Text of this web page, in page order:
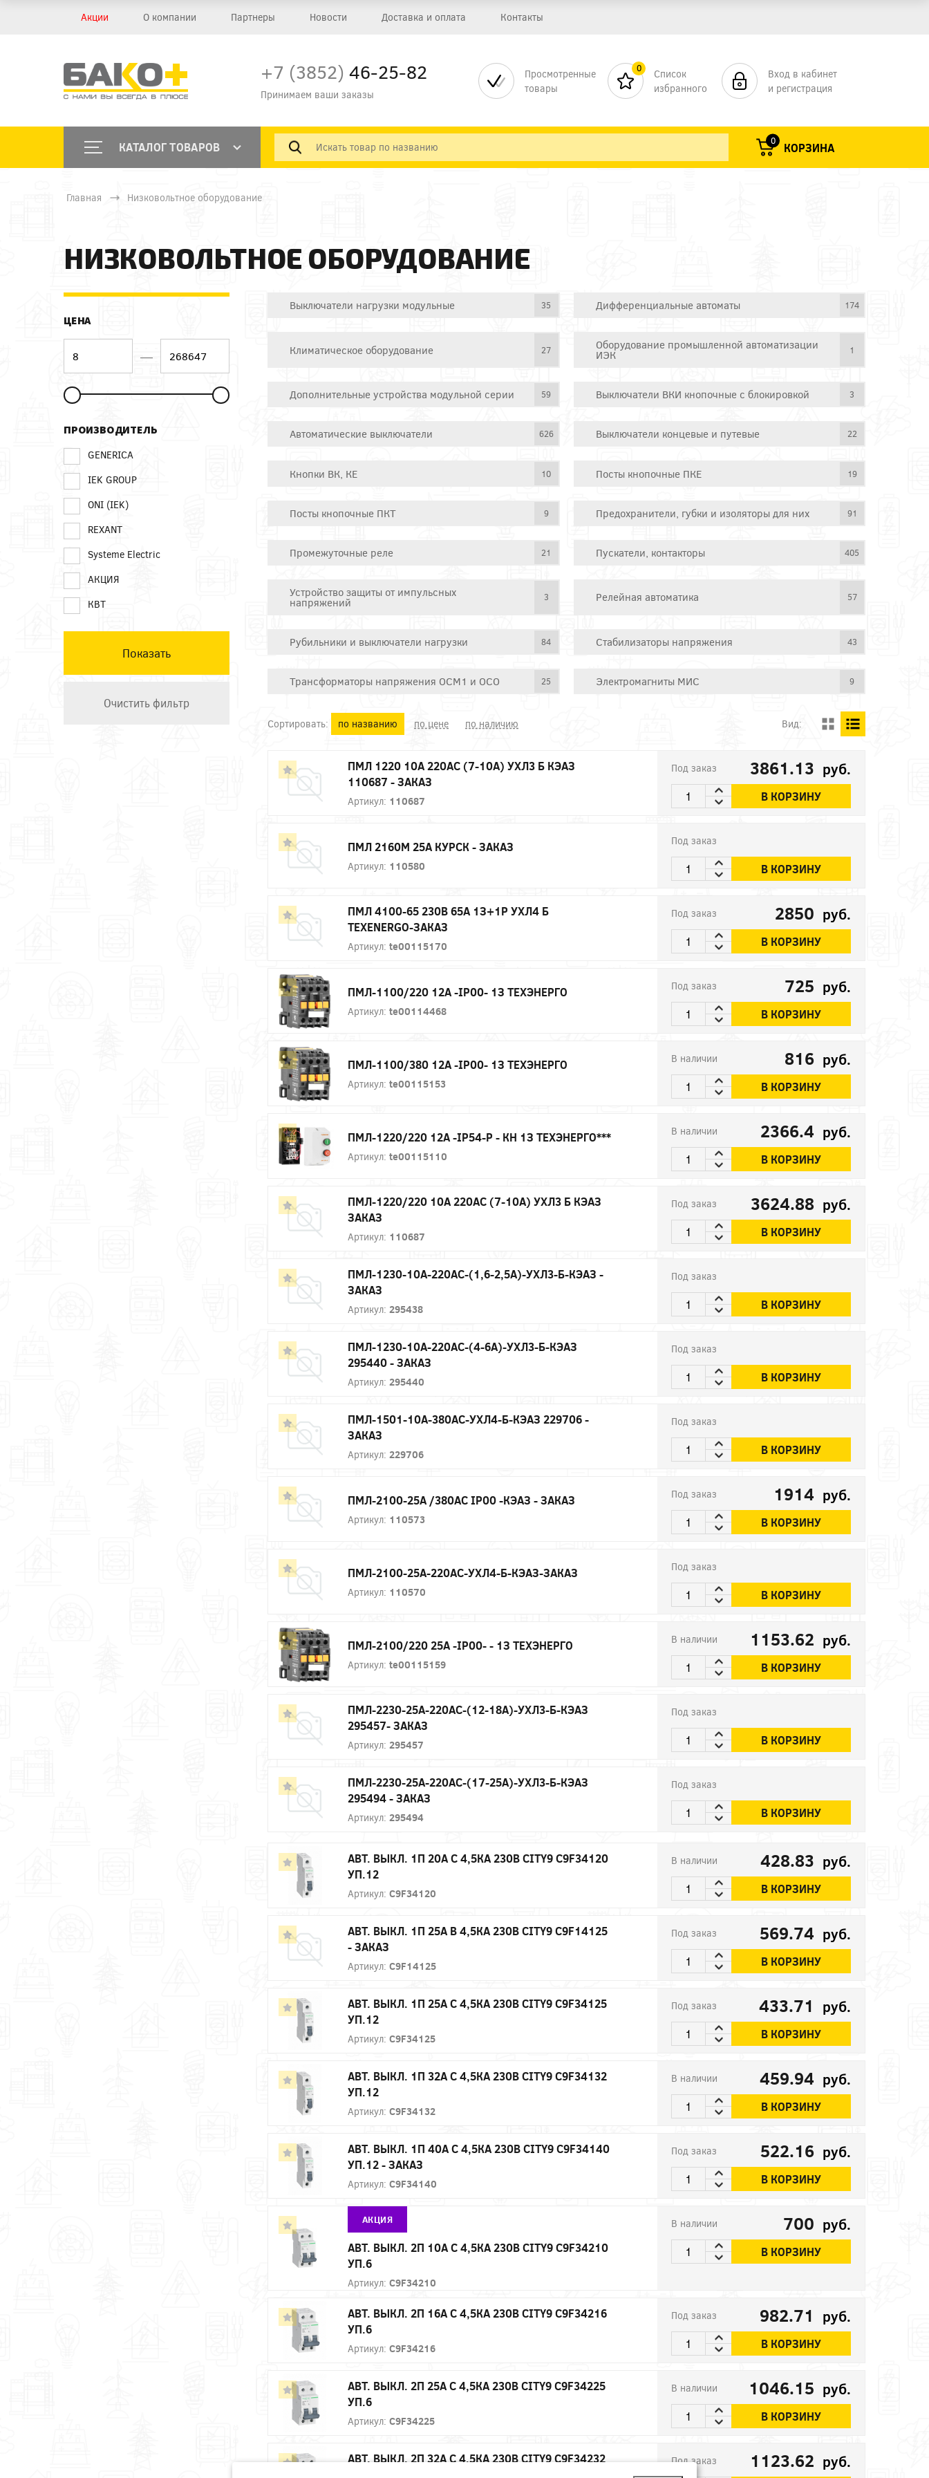
Акции О компании Партнеры Новости Доставка и оплата Контакты
+7 (3852) 46-25-82
Принимаем ваши заказы
Просмотренные
товары
0
Список
избранного
Вход в кабинет
и регистрация
КАТАЛОГ ТОВАРОВ 0 КОРЗИНА
Главная Низковольтное оборудование
НИЗКОВОЛЬТНОЕ ОБОРУДОВАНИЕ
ЦЕНА
—
ПРОИЗВОДИТЕЛЬ
GENERICA
IEK GROUP
ONI (IEK)
REXANT
Systeme Electric
АКЦИЯ
КВТ
КЭАЗ
Остальные ТМ
Техэнерго
Выключатели нагрузки модульные 35 Дифференциальные автоматы 174
Климатическое оборудование 27 Оборудование промышленной автоматизации
ИЭК 1
Дополнительные устройства модульной серии 59 Выключатели ВКИ кнопочные с блокировкой 3
Автоматические выключатели 626 Выключатели концевые и путевые 22
Кнопки ВК, КЕ 10 Посты кнопочные ПКЕ 19
Посты кнопочные ПКТ 9 Предохранители, губки и изоляторы для них 91
Промежуточные реле 21 Пускатели, контакторы 405
Устройство защиты от импульсных
напряжений 3 Релейная автоматика 57
Рубильники и выключатели нагрузки 84 Стабилизаторы напряжения 43
Трансформаторы напряжения ОСМ1 и ОСО 25 Электромагниты МИС 9
Сортировать: по названию по цене по наличию Вид:
ПМЛ 1220 10А 220AC (7-10А) УХЛ3 Б КЭАЗ
110687 - ЗАКАЗ
Артикул: 110687
Под заказ 3861.13 руб.
В КОРЗИНУ
ПМЛ 2160М 25А КУРСК - ЗАКАЗ
Артикул: 110580
Под заказ
В КОРЗИНУ
ПМЛ 4100-65 230В 65А 1З+1Р УХЛ4 Б
ТЕXENERGO-ЗАКАЗ
Артикул: te00115170
Под заказ 2850 руб.
В КОРЗИНУ
ПМЛ-1100/220 12А -IP00- 1З ТЕХЭНЕРГО
Артикул: te00114468
Под заказ 725 руб.
В КОРЗИНУ
ПМЛ-1100/380 12А -IP00- 1З ТЕХЭНЕРГО
Артикул: te00115153
В наличии 816 руб.
В КОРЗИНУ
ПМЛ-1220/220 12А -IP54-Р - КН 1З ТЕХЭНЕРГО***
Артикул: te00115110
В наличии 2366.4 руб.
В КОРЗИНУ
ПМЛ-1220/220 10А 220AC (7-10А) УХЛ3 Б КЭАЗ
ЗАКАЗ
Артикул: 110687
Под заказ 3624.88 руб.
В КОРЗИНУ
ПМЛ-1230-10А-220АС-(1,6-2,5А)-УХЛ3-Б-КЭАЗ -
ЗАКАЗ
Артикул: 295438
Под заказ
В КОРЗИНУ
ПМЛ-1230-10А-220АС-(4-6А)-УХЛ3-Б-КЭАЗ
295440 - ЗАКАЗ
Артикул: 295440
Под заказ
В КОРЗИНУ
ПМЛ-1501-10А-380AC-УХЛ4-Б-КЭАЗ 229706 -
ЗАКАЗ
Артикул: 229706
Под заказ
В КОРЗИНУ
ПМЛ-2100-25А /380АС IP00 -КЭАЗ - ЗАКАЗ
Артикул: 110573
Под заказ 1914 руб.
В КОРЗИНУ
ПМЛ-2100-25А-220AC-УХЛ4-Б-КЭАЗ-ЗАКАЗ
Артикул: 110570
Под заказ
В КОРЗИНУ
ПМЛ-2100/220 25А -IP00- - 1З ТЕХЭНЕРГО
Артикул: te00115159
В наличии 1153.62 руб.
В КОРЗИНУ
ПМЛ-2230-25А-220AC-(12-18А)-УХЛ3-Б-КЭАЗ
295457- ЗАКАЗ
Артикул: 295457
Под заказ
В КОРЗИНУ
ПМЛ-2230-25А-220AC-(17-25А)-УХЛ3-Б-КЭАЗ
295494 - ЗАКАЗ
Артикул: 295494
Под заказ
В КОРЗИНУ
АВТ. ВЫКЛ. 1П 20А С 4,5КА 230В CITY9 C9F34120
УП.12
Артикул: C9F34120
В наличии 428.83 руб.
В КОРЗИНУ
АВТ. ВЫКЛ. 1П 25А B 4,5КА 230В CITY9 C9F14125
- ЗАКАЗ
Артикул: C9F14125
Под заказ 569.74 руб.
В КОРЗИНУ
АВТ. ВЫКЛ. 1П 25А С 4,5КА 230В CITY9 C9F34125
УП.12
Артикул: C9F34125
Под заказ 433.71 руб.
В КОРЗИНУ
АВТ. ВЫКЛ. 1П 32А С 4,5КА 230В CITY9 C9F34132
УП.12
Артикул: C9F34132
В наличии 459.94 руб.
В КОРЗИНУ
АВТ. ВЫКЛ. 1П 40А С 4,5КА 230В CITY9 C9F34140
УП.12 - ЗАКАЗ
Артикул: C9F34140
Под заказ 522.16 руб.
В КОРЗИНУ
АКЦИЯ
АВТ. ВЫКЛ. 2П 10А С 4,5КА 230В CITY9 C9F34210
УП.6
Артикул: C9F34210
В наличии 700 руб.
В КОРЗИНУ
АВТ. ВЫКЛ. 2П 16А С 4,5КА 230В CITY9 C9F34216
УП.6
Артикул: C9F34216
Под заказ 982.71 руб.
В КОРЗИНУ
АВТ. ВЫКЛ. 2П 25А С 4,5КА 230В CITY9 C9F34225
УП.6
Артикул: C9F34225
В наличии 1046.15 руб.
В КОРЗИНУ
АВТ. ВЫКЛ. 2П 32А С 4,5КА 230В CITY9 C9F34232
Под заказ 1123.62 руб.